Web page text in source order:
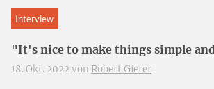
Interview
"It's nice to make things simple
18. Okt. 2022 von Robert Gierer